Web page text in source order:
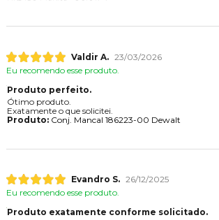
Valdir A. 23/03/2026
Eu recomendo esse produto.
Produto perfeito.
Ótimo produto.
Exatamente o que solicitei.
Produto:Conj. Mancal 186223-00 Dewalt
Evandro S. 26/12/2025
Eu recomendo esse produto.
Produto exatamente conforme solicitado.